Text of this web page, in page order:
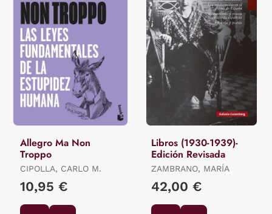
Allegro Ma Non
Troppo
CIPOLLA, CARLO M.
10,95 €
Libros (1930-1939)-
Edición Revisada
ZAMBRANO, MARÍA
42,00 €